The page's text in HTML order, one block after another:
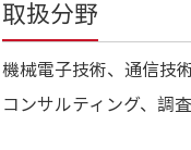
取扱分野
機械電子技術、通信技
コンサルティング、調